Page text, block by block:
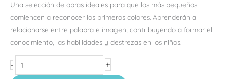
Una selección de obras ideales para que los más pequeños
comiencen a reconocer los primeros colores. Aprenderán a
relacionarse entre palabra e imagen, contribuyendo a formar el
conocimiento, las habilidades y destrezas en los niños.
- +